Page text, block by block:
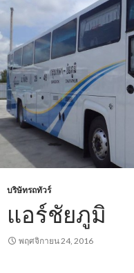
บริษัทรถทัวร์
แอร์ชัยภูมิ
พฤศจิกายน 24, 2016